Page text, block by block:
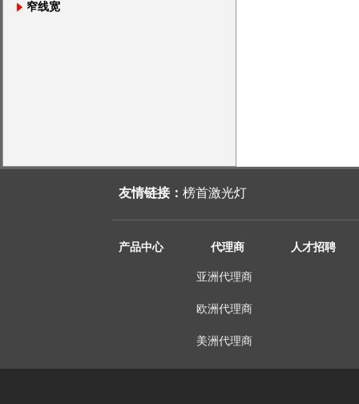
窄线宽
产品中心 代理商 人才招聘
亚洲代理商
欧洲代理商
美洲代理商
友情链接： 榜首激光灯